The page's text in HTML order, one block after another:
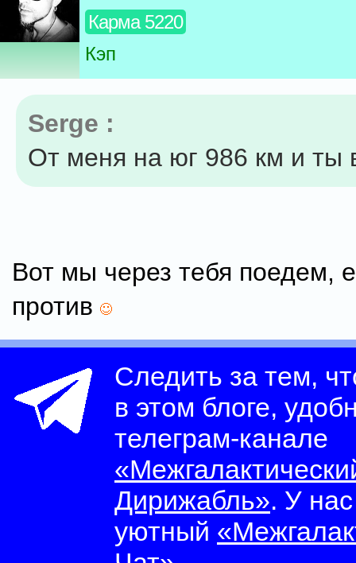
Карма 5220
Кэп
Serge :
От меня на юг 986 км и ты
Вот мы через тебя поедем,
против
Следить за тем,
в этом блоге,
телеграм-канале
Дирижабль». У
уютный